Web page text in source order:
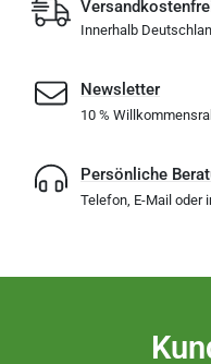
Innerhalb
Newsletter
10 %
Persönliche
Telefon, E-Mail oder